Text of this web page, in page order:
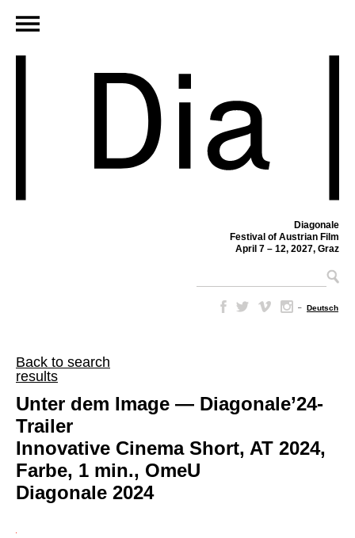
Diagonale
Festival of Austrian Film
April 7 – 12, 2027, Graz
– Deutsch
Back to search
results
Unter dem Image — Diagonale’24-
Trailer
Innovative Cinema Short, AT 2024,
Farbe, 1 min., OmeU
Diagonale 2024